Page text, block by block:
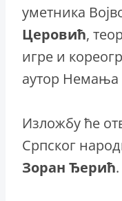
уметника
Церовић,
игре и
аутор
Изложбу ће
Српског
Зоран Ђерић.